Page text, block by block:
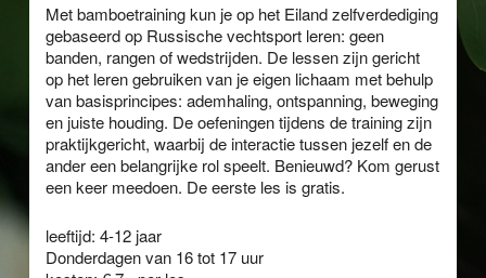
Met bamboetraining kun je op het Eiland zelfverdediging
gebaseerd op Russische vechtsport leren: geen
banden, rangen of wedstrijden. De lessen zijn gericht
op het leren gebruiken van je eigen lichaam met behulp
van basisprincipes: ademhaling, ontspanning, beweging
en juiste houding. De oefeningen tijdens de training zijn
praktijkgericht, waarbij de interactie tussen jezelf en de
ander een belangrijke rol speelt. Benieuwd? Kom gerust
een keer meedoen. De eerste les is gratis.
leeftijd: 4-12 jaar
Donderdagen van 16 tot 17 uur